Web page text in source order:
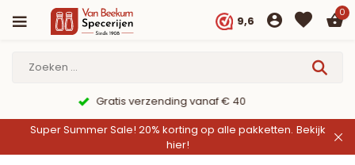
9,6
0
9,6/10 Webwinkelkeur ✔
Super Summer Sale! 20% korting op alle pakketten. Bekijk
hier!